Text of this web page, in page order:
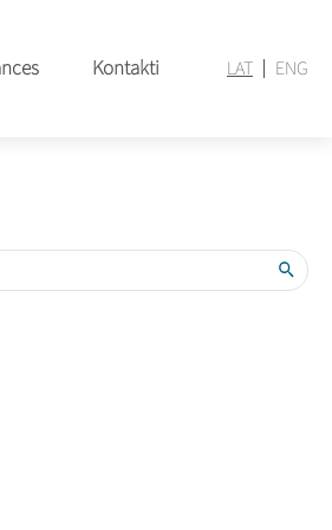
Kontakti LAT ENG